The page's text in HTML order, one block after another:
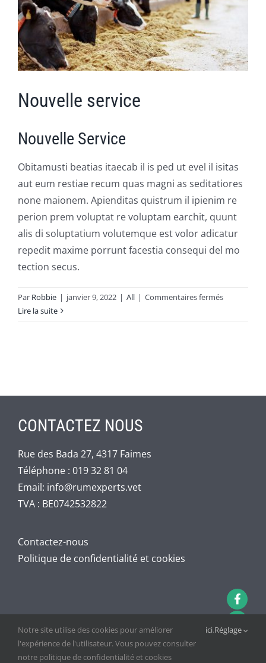
Nouvelle service
Nouvelle Service
Obitamusti beatias itaecab il is ped ut evel il isitas
aut eum restiae recum quas magni as seditatiores
none maionem. Apienditas quistrum il ipienim re
perion prem voluptat re voluptam earchit, quunt
alis di soluptatium volutemque est volor adicatur
repedit maxime porrunt facestia consequi del mo
tection secus.
Par Robbie | janvier 9, 2022 | All | Commentaires ferméssur
service
Lire la suite
CONTACTEZ NOUS
Rue des Bada 27, 4317 Faimes
Téléphone : 019 32 81 04
Email: info@rumexperts.vet
TVA : BE0742532822
Contactez-nous
Politique de confidentialité et cookies
Notre site utilise des cookies pour améliorer
l'expérience de l'utilisateur. Vous pouvez consulter
notre politique de confidentialité et cookies
ici.Réglage